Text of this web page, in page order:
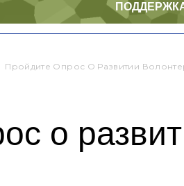
Пройдите Опрос О Развитии
о